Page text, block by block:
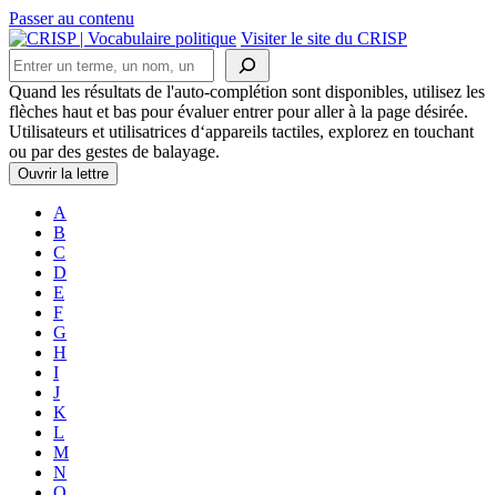
Passer au contenu
Navigation
principale
Visiter le site du CRISP
Rechercher
Quand les résultats de l'auto-complétion sont disponibles, utilisez les
flèches haut et bas pour évaluer entrer pour aller à la page désirée.
Utilisateurs et utilisatrices d‘appareils tactiles, explorez en touchant
ou par des gestes de balayage.
Ouvrir la lettre
A
B
C
D
E
F
G
H
I
J
K
L
M
N